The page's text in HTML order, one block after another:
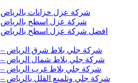
شركة عزل خزانات بالرياض 0552050702
شركة عزل اسطح بالرياض 0552050702
افضل شركة عزل اسطح بالرياض 0552050702
شركة جلي بلاط شرق الرياض – 0552050702
شركة جلي بلاط شمال الرياض – 0552050702
شركة جلي بلاط غرب الرياض – 0552050702
شركة جلي وتلميع الفلل بالرياض – 0552050702